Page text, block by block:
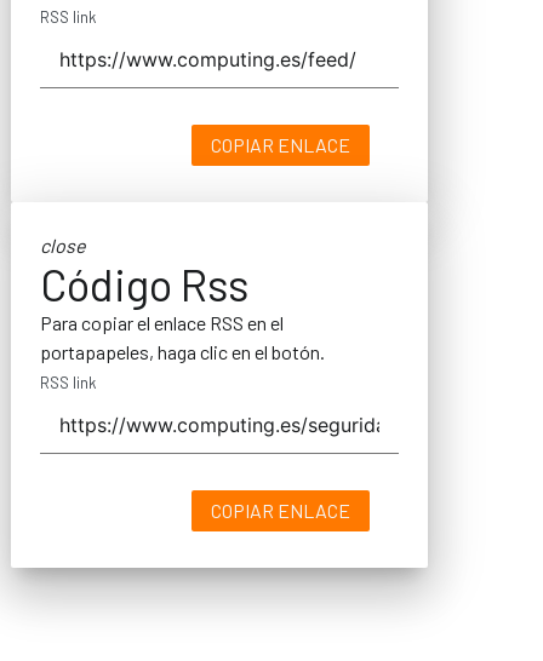
RSS link
COPIAR ENLACE
close
Código Rss
Para copiar el enlace RSS en el
portapapeles, haga clic en el botón.
RSS link
COPIAR ENLACE